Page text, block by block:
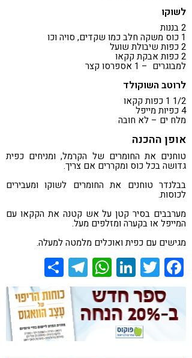
לשוקו
2 בננות
1 כוס משקה חלב כמו שקדים, סויה וכו
2 כפות שיבולת שועל
2 כפות אבקת קקאו
למבוגרים – 1 אספרסו קצר
לרוטב השוקולד
1/2 1 כפות קקאו
4 כפיות מייפל
מלח ים – לא חובה
אופן ההכנה
טוחנים את החומרים של הקרמל, ומניחים כפית
גדושה בכל כוס ומקררים אם צריך.
בבלנדר טוחנים את החומרים לשוקו ומעבירים
לכוסות.
מערבבים בסיר קטן על אש קטנה את הקקאו עם
המייפל או בקערה ומזלפים מעל.
מגישים עם כפית ואוכלים מלמטה למעלה.
Facebook
Twitter
LinkedIn
WhatsApp
Telegram